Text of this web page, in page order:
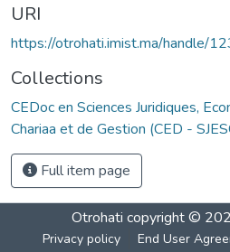
URI
https://otrohati.imist.ma/handle/
Collections
CEDoc en Sciences Juridiques,
Chariaa et de Gestion (CED -
Full item page
Otrohati copyright ©
Privacy policy End User